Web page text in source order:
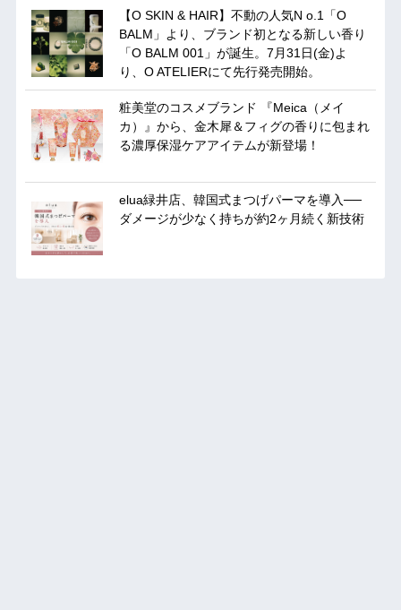
【O SKIN & HAIR】不動の人気N o.1「O
BALM」より、ブランド初となる新しい香り
「O BALM 001」が誕生。7月31日(金)よ
り、O ATELIERにて先行発売開始。
粧美堂のコスメブランド 『Meica（メイ
カ）』から、金木犀＆フィグの香りに包まれ
る濃厚保湿ケアアイテムが新登場！
elua緑井店、韓国式まつげパーマを導入──
ダメージが少なく持ちが約2ヶ月続く新技術